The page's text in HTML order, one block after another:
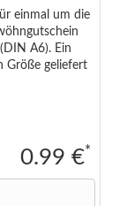
einmal um die
A6). Ein
Größe geliefert
0.99 €*